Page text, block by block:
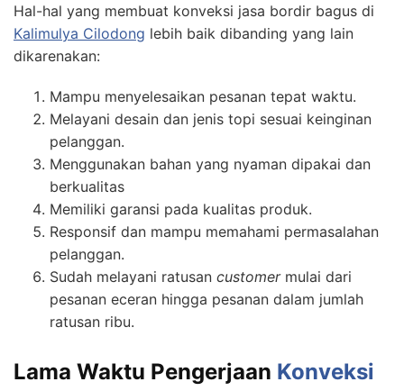
Hal-hal yang membuat konveksi jasa bordir bagus di
Kalimulya Cilodong lebih baik dibanding yang lain
dikarenakan:
Mampu menyelesaikan pesanan tepat waktu.
Melayani desain dan jenis topi sesuai keinginan
pelanggan.
Menggunakan bahan yang nyaman dipakai dan
berkualitas
Memiliki garansi pada kualitas produk.
Responsif dan mampu memahami permasalahan
pelanggan.
Sudah melayani ratusan customermulai dari
pesanan eceran hingga pesanan dalam jumlah
ratusan ribu.
Lama Waktu Pengerjaan Konveksi